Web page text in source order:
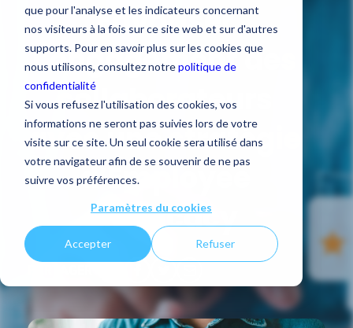
que pour l'analyse et les indicateurs concernant
nos visiteurs à la fois sur ce site web et sur d'autres
supports. Pour en savoir plus sur les cookies que
nous utilisons, consultez notrepolitique de
confidentialité
Si vous refusez l'utilisation des cookies, vos
informations ne seront pas suivies lors de votre
visite sur ce site. Un seul cookie sera utilisé dans
votre navigateur afin de se souvenir de ne pas
suivre vos préférences.
Paramètres du cookies
Accepter Refuser
Favoriser
l’engagement des
collaborateurs
avec une stratégie
d’Employee
advocacy